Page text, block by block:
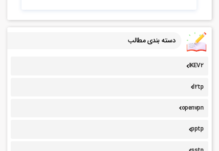
دسته بندی مطالب
IKEV2
l2tp
openvpn
pptp